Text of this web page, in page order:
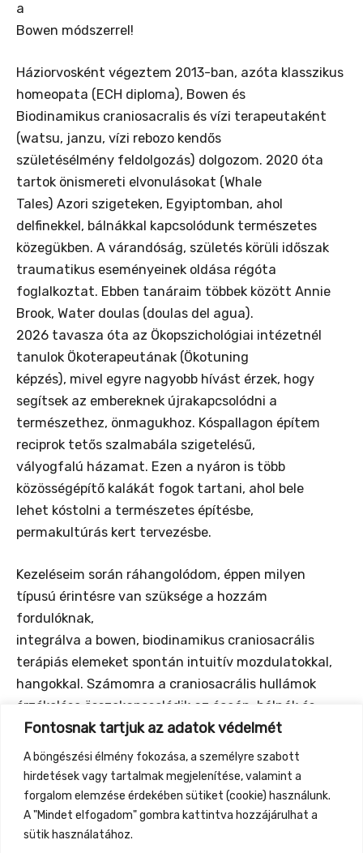
Fontosnak tartjuk az adatok védelmét
A böngészési élmény fokozása, a személyre szabott
hirdetések vagy tartalmak megjelenítése, valamint a
forgalom elemzése érdekében sütiket (cookie) használunk.
A "Mindet elfogadom" gombra kattintva hozzájárulhat a
sütik használatához.
a
Bowen módszerrel!
Háziorvosként végeztem 2013-ban, azóta klasszikus
homeopata (ECH diploma), Bowen és
Biodinamikus craniosacralis és vízi terapeutaként
(watsu, janzu, vízi rebozo kendős
születésélmény feldolgozás) dolgozom. 2020 óta
tartok önismereti elvonulásokat (Whale
Tales) Azori szigeteken, Egyiptomban, ahol
delfinekkel, bálnákkal kapcsolódunk természetes
közegükben. A várandóság, születés körüli időszak
traumatikus eseményeinek oldása régóta
foglalkoztat. Ebben tanáraim többek között Annie
Brook, Water doulas (doulas del agua).
2026 tavasza óta az Ökopszichológiai intézetnél
tanulok Ökoterapeutának (Ökotuning
képzés), mivel egyre nagyobb hívást érzek, hogy
segítsek az embereknek újrakapcsolódni a
természethez, önmagukhoz. Kóspallagon építem
reciprok tetős szalmabála szigetelésű,
vályogfalú házamat. Ezen a nyáron is több
közösségépítő kalákát fogok tartani, ahol bele
lehet kóstolni a természetes építésbe,
permakultúrás kert tervezésbe.
Kezeléseim során ráhangolódom, éppen milyen
típusú érintésre van szüksége a hozzám
fordulóknak,
integrálva a bowen, biodinamikus craniosacrális
terápiás elemeket spontán intuitív mozdulatokkal,
hangokkal. Számomra a craniosacrális hullámok
érzékelése összekapcsolódik az óceán, bálnák és
delfinek szeretetével, jelenlétük gyakran érezhető,
miközben kezelek. Igény szerint lehet 30min/1h-
ás kezelésre is jönni hozzám, várlak titeket
szeretettel